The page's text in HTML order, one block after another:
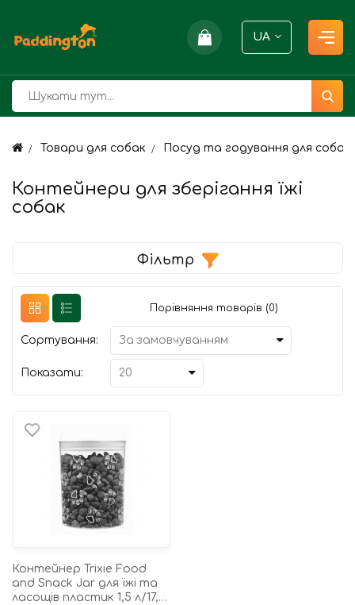
UA
Товари для собак Посуд та годування для собак
Контейнери для зберігання їжі
собак
Фільтр
Порівняння товарів (0)
Сортування:
Показати:
Контейнер Trixie Food
and Snack Jar для їжі та
ласощів пластик 1,5 л/17,5